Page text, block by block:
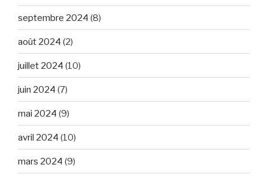
septembre 2024 (8)
août 2024 (2)
juillet 2024 (10)
juin 2024 (7)
mai 2024 (9)
avril 2024 (10)
mars 2024 (9)